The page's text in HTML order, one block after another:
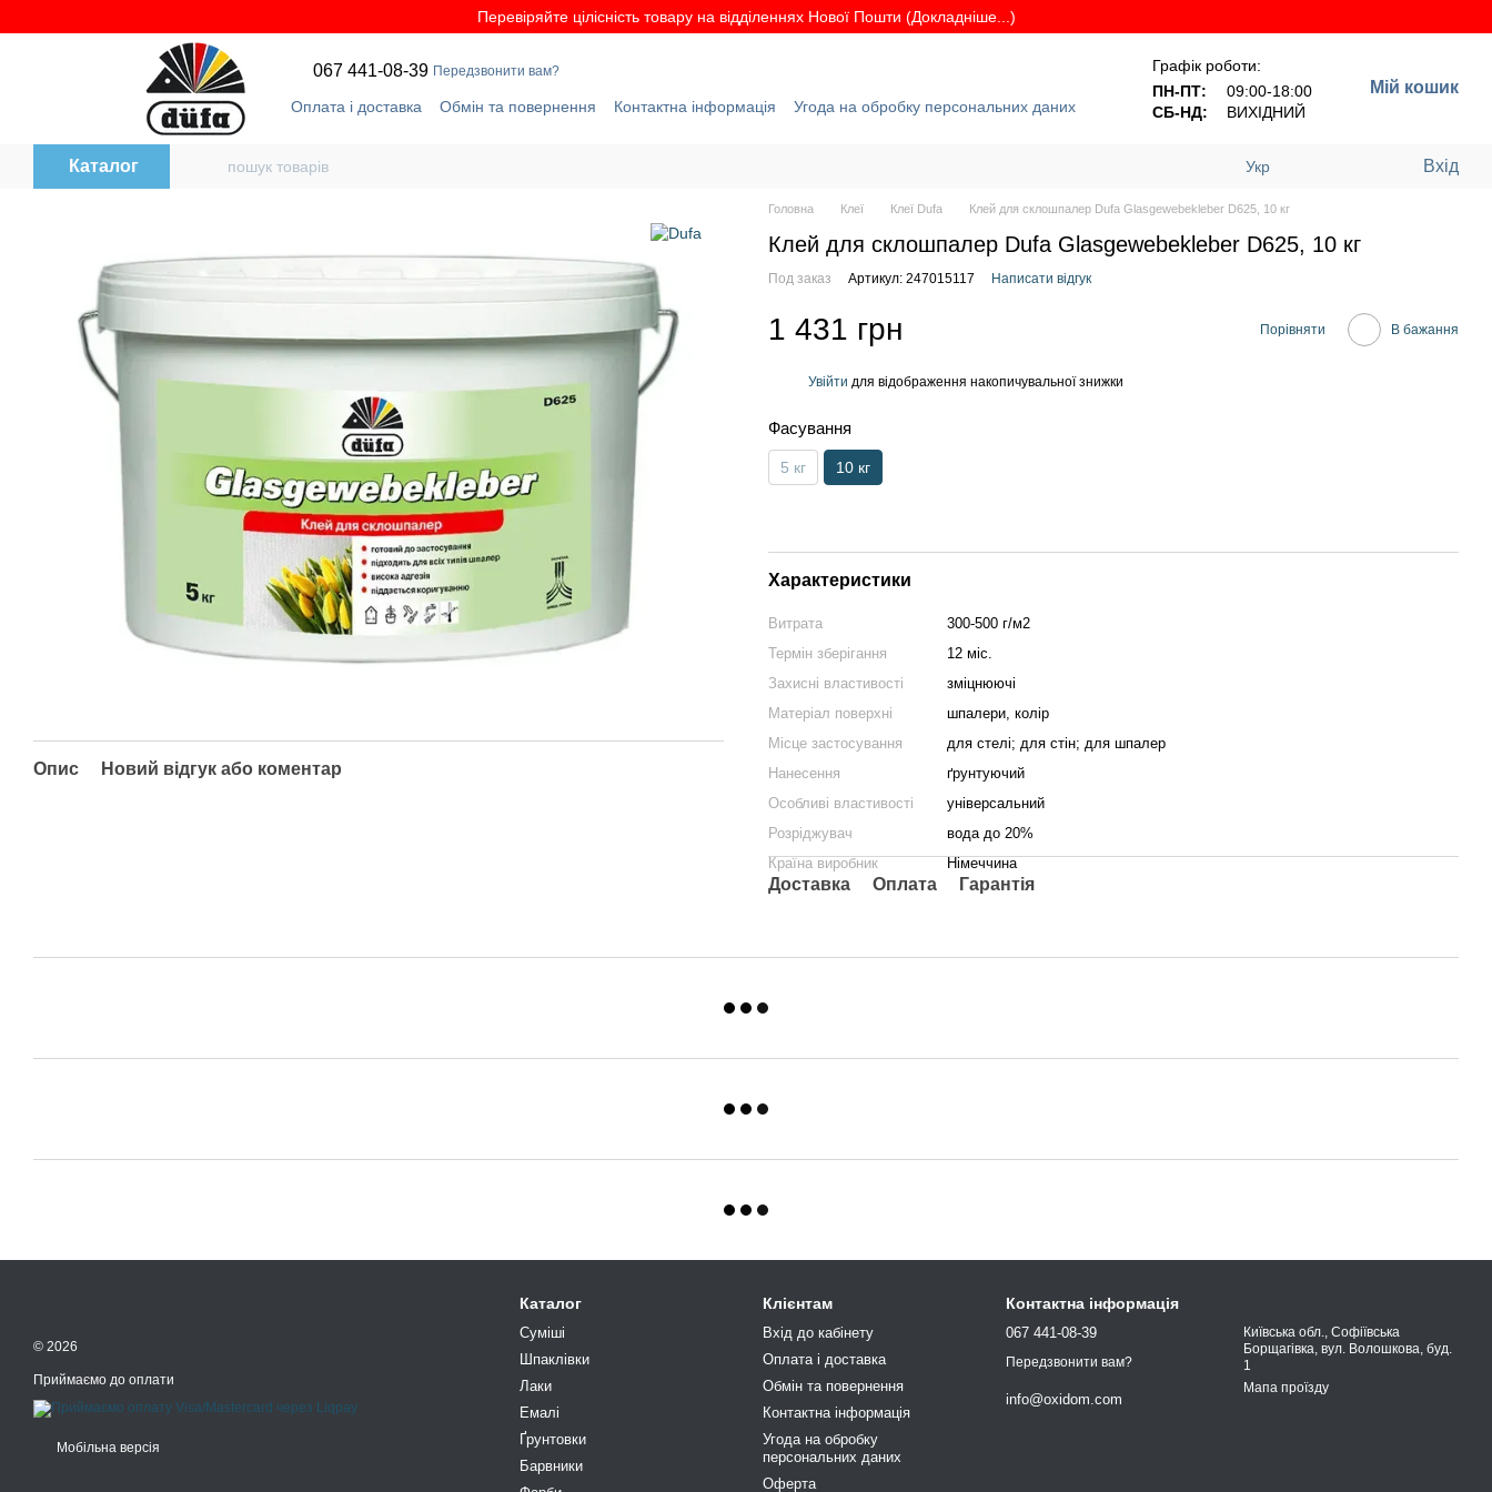
Перевіряйте цілісність товару на відділеннях Нової Пошти (Докладніше...)
067 441-08-39 Передзвонити вам?
Оплата і доставка Обмін та повернення Контактна інформація
Угода на обробку персональних даних
Графік роботи:
ПН-ПТ:
09:00-18:00
СБ-НД:
ВИХІДНИЙ
Мій кошик
Каталог Укр Вхід
Опис Новий відгук або коментар
Головна Клеї Клеї Dufa Клей для склошпалер Dufa Glasgewebekleber D625, 10 кг
Клей для склошпалер Dufa Glasgewebekleber D625, 10 кг
Под заказ Артикул: 247015117 Написати відгук
1 431 грн Порівняти В бажання
Увійти для відображення накопичувальної знижки
Фасування
5 кг 10 кг
Характеристики
Витрата
300-500 г/м2
Термін зберігання
12 міс.
Захисні властивості
зміцнюючі
Матеріал поверхні
шпалери, колір
Місце застосування
для стелі; для стін; для шпалер
Нанесення
ґрунтуючий
Особливі властивості
універсальний
Розріджувач
вода до 20%
Країна виробник
Німеччина
Доставка Оплата Гарантія
© 2026
Приймаємо до оплати
Мобільна версія
Каталог
Суміші
Шпаклівки
Лаки
Емалі
Ґрунтовки
Барвники
Клієнтам
Вхід до кабінету
Оплата і доставка
Обмін та повернення
Контактна інформація
Угода на обробку
персональних даних
Оферта
Контактна інформація
067 441-08-39
Передзвонити вам?
info@oxidom.com
Київська обл., Софіївська
Борщагівка, вул. Волошкова, буд.
1
Мапа проїзду